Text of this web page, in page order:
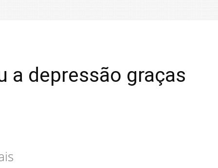
a depressão graças